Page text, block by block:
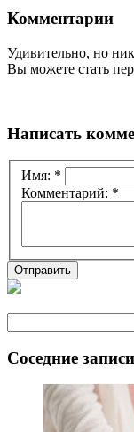
Комментарии
Удивительно, но
Вы можете стать
Написать
Имя: *
Комментарий: *
Соседние записи